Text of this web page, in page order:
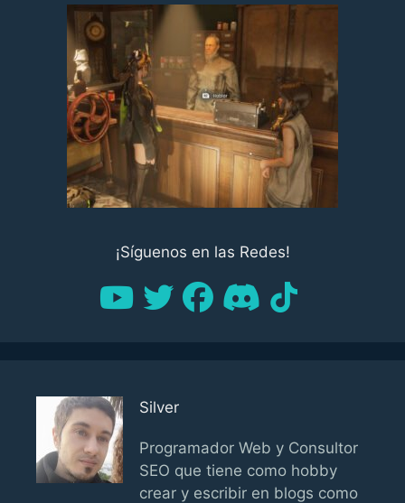
¡Síguenos en las Redes!
Silver
Programador Web y Consultor
SEO que tiene como hobby
crear y escribir en blogs como